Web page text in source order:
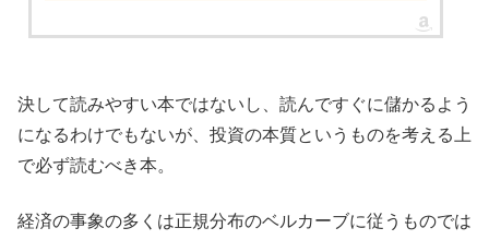
決して読みやすい本ではないし、読んですぐに儲かるよう
になるわけでもないが、投資の本質というものを考える上
で必ず読むべき本。
経済の事象の多くは正規分布のベルカーブに従うものでは